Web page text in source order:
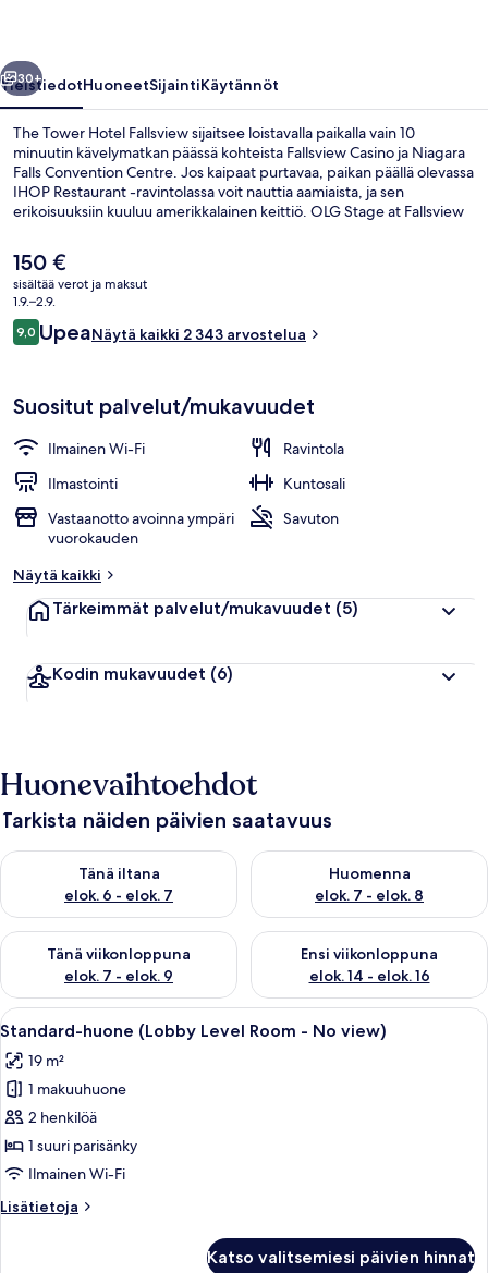
Seuraava
30+
YleistiedotHuoneetSijaintiKäytännöt
The Tower Hotel Fallsview sijaitsee loistavalla paikalla vain 10
minuutin kävelymatkan päässä kohteista Fallsview Casino ja Niagara
Falls Convention Centre. Jos kaipaat purtavaa, paikan päällä olevassa
IHOP Restaurant -ravintolassa voit nauttia aamiaista, ja sen
erikoisuuksiin kuuluu amerikkalainen keittiö. OLG Stage at Fallsview
tästä boutique-tyylisen hotellista. Matkailijat arvostavat
majoituspaikan avuliasta henkilökuntaa ja hyvää sijaintia.
Nykyinen
hinta
on
150 €
150 €
sisältää verot ja maksut
1.9.–2.9.
Arvostelut
9,09,0 kautta 10.
UpeaNäytä kaikki 2 343 arvostelua
Suositut palvelut/mukavuudet
Ilmainen Wi-Fi
Ravintola
Ilmastointi
Kuntosali
Vastaanotto avoinna ympäri
vuorokauden
Savuton
Näytä kaikki
Tärkeimmät palvelut/mukavuudet (5)
Kodin mukavuudet (6)
Huonevaihtoehdot
Tarkista näiden päivien saatavuus
Tänä iltana
elok. 6 - elok. 7
Tarkista tämän illan saatavuus elok. 6 - elok. 7
Huomenna
elok. 7 - elok. 8
Tarkista huomisen saatavuus
Tänä viikonloppuna
elok. 7 - elok. 9
Tarkista tämän viikonlopun saatavuus elok. 7 - elok. 9
Ensi viikonloppuna
elok. 14 - elok. 16
Tarkista ensi viikonlopun
Avaa
kaikki
huonetyypin
Standard-
huone
(Lobby
Level
-
Moderni hotellihuone, jossa on
4
Standard-huone (Lobby Level Room - No view)
19 m²
1 makuuhuone
2 henkilöä
1 suuri parisänky
Ilmainen Wi-Fi
Lisätietoja
Lisätietoja
Katso valitsemiesi päivien hinnat